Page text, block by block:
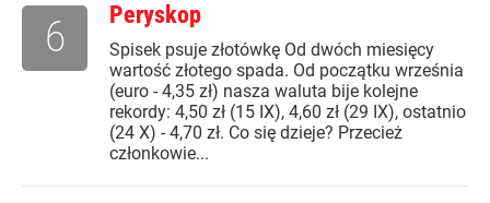
Peryskop
Spisek psuje złotówkę Od dwóch miesięcy
wartość złotego spada. Od początku września
(euro - 4,35 zł) nasza waluta bije kolejne
rekordy: 4,50 zł (15 IX), 4,60 zł (29 IX), ostatnio
(24 X) - 4,70 zł. Co się dzieje? Przecież
członkowie...
6